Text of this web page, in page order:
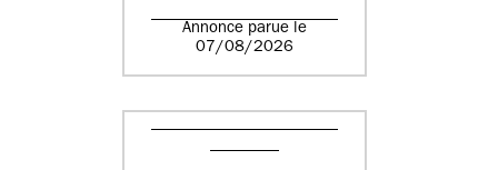
Annonce parue le
07/08/2026